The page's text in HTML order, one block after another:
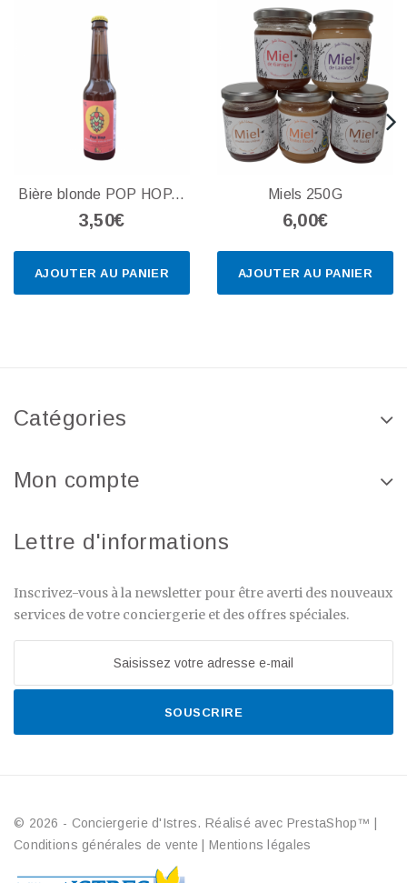
AJOUTER AU PANIER
Bière blonde POP HOP...
3,50€
AJOUTER AU PANIER
Miels 250G
6,00€
Catégories
Mon compte
Lettre d'informations
Inscrivez-vous à la newsletter pour être averti des nouveaux
services de votre conciergerie et des offres spéciales.
SOUSCRIRE
© 2026 - Conciergerie d'Istres. Réalisé avec PrestaShop™
Conditions générales de vente
Mentions légales